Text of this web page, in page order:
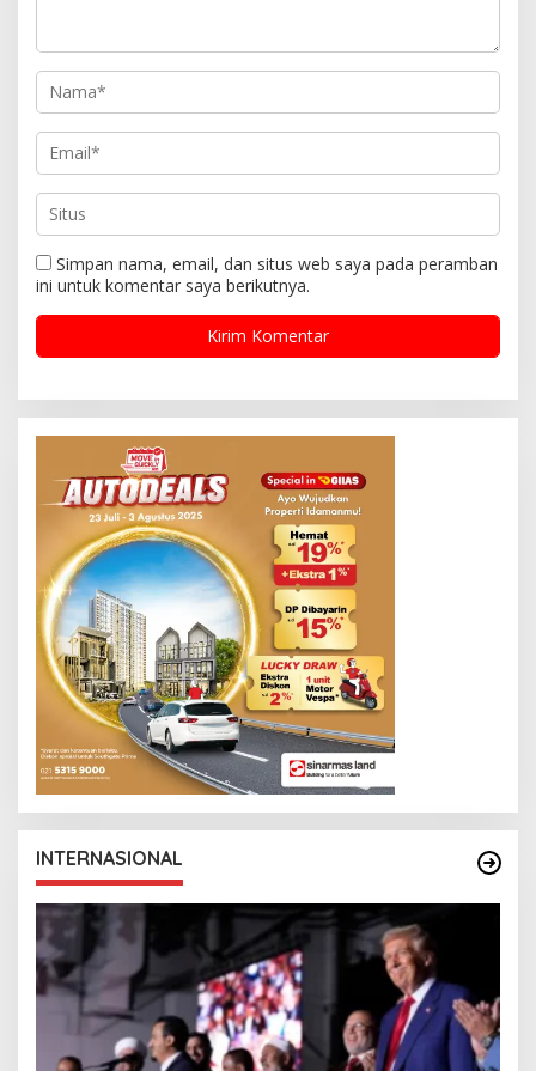
Simpan nama, email, dan situs web saya pada peramban
ini untuk komentar saya berikutnya.
INTERNASIONAL